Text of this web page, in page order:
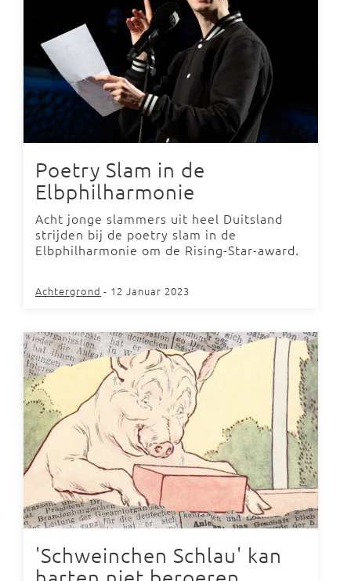
Poetry Slam in de
Elbphilharmonie
Acht jonge slammers uit heel Duitsland
strijden bij de poetry slam in de
Elbphilharmonie om de Rising-Star-award.
Achtergrond - 12 Januar 2023
'Schweinchen Schlau' kan